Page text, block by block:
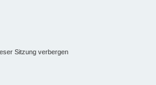
Sitzung verbergen